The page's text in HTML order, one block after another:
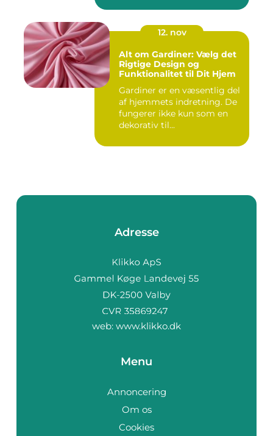
12. nov
Alt om Gardiner: Vælg det
Rigtige Design og
Funktionalitet til Dit Hjem
Gardiner er en væsentlig del
af hjemmets indretning. De
fungerer ikke kun som en
dekorativ til...
Adresse
web: www.klikko.dk
Menu
Annoncering
Om os
Cookies